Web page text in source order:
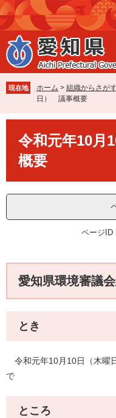
ペ
ー
ジ
の
先
で
す
メ
ニ
ュ
ー
を
ば
し
本
現在地 ホーム > 組織からさが
日） 議事概要
令和元年10
概要
ページID
愛知県環境審議
とき
令和元年10月10日（木曜
で
ところ